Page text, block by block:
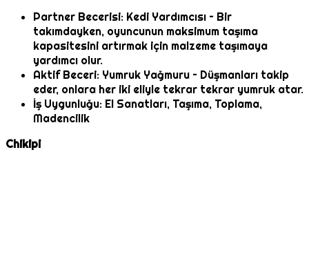
Partner Becerisi: Kedi Yardımcısı – Bir
takımdayken, oyuncunun maksimum taşıma
kapasitesini artırmak için malzeme taşımaya
yardımcı olur.
Aktif Beceri: Yumruk Yağmuru – Düşmanları takip
eder, onlara her iki eliyle tekrar tekrar yumruk atar.
İş Uygunluğu: El Sanatları, Taşıma, Toplama,
Madencilik
Chikipi